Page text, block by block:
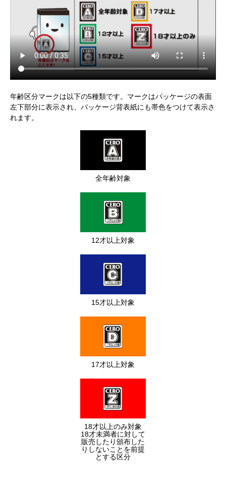
年齢区分マークは以下の5種類です。マークはパッケージの表面
左下部分に表示され、パッケージ背表紙にも帯色をつけて表示さ
れます。
全年齢対象
12才以上対象
15才以上対象
17才以上対象
18才以上のみ対象
18才未満者に対して
販売したり頒布した
りしないことを前提
とする区分